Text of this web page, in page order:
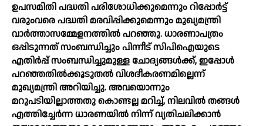
ഉപസമിതി പദ്ധതി പരിശോധിക്കുമെന്നും റിപ്പോര്‍ട്ട്
വരുംവരെ പദ്ധതി മരവിപ്പിക്കുമെന്നും മുഖ്യമന്ത്രി
വാര്‍ത്താസമ്മേളനത്തില്‍ പറഞ്ഞു. ധാരണാപത്രം
ഒപ്പിടുന്നത് സംബന്ധിച്ചും പിന്നീട് സിപിഐയുടെ
എതിര്‍പ്പ് സംബന്ധിച്ചുമുള്ള ചോദ്യങ്ങള്‍ക്ക്, ഇപ്പോള്‍
പറഞ്ഞതില്‍ക്കൂടുതല്‍ വിശദീകരണമില്ലെന്ന്
മുഖ്യമന്ത്രി അറിയിച്ചു. അവയൊന്നും
മറുപടിയില്ലാത്തതു കൊണ്ടല്ല മറിച്ച്, നിലവില്‍ തങ്ങള്‍
എത്തിച്ചേര്‍ന്ന ധാരണയില്‍ നിന്ന് വ്യതിചലിക്കാന്‍